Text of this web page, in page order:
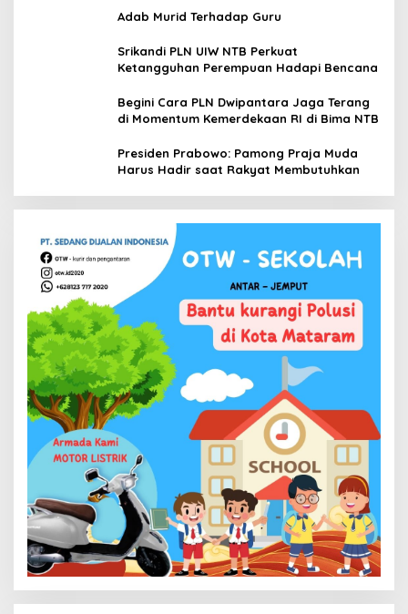
Adab Murid Terhadap Guru
Srikandi PLN UIW NTB Perkuat
Ketangguhan Perempuan Hadapi Bencana
Begini Cara PLN Dwipantara Jaga Terang
di Momentum Kemerdekaan RI di Bima NTB
Presiden Prabowo: Pamong Praja Muda
Harus Hadir saat Rakyat Membutuhkan